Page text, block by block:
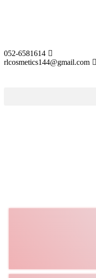
052-6581614
rlcosmetics144@gmail.com